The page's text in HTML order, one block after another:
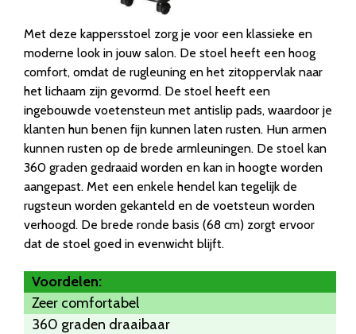
Met deze kappersstoel zorg je voor een klassieke en
moderne look in jouw salon. De stoel heeft een hoog
comfort, omdat de rugleuning en het zitoppervlak naar
het lichaam zijn gevormd. De stoel heeft een
ingebouwde voetensteun met antislip pads, waardoor je
klanten hun benen fijn kunnen laten rusten. Hun armen
kunnen rusten op de brede armleuningen. De stoel kan
360 graden gedraaid worden en kan in hoogte worden
aangepast. Met een enkele hendel kan tegelijk de
rugsteun worden gekanteld en de voetsteun worden
verhoogd. De brede ronde basis (68 cm) zorgt ervoor
dat de stoel goed in evenwicht blijft.
Voordelen:
Zeer comfortabel
360 graden draaibaar